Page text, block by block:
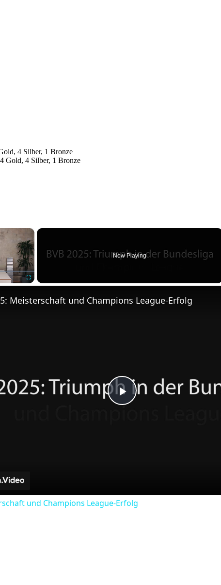
4 Silber, 1 Bronze
×
Now Playing
Play
Meisterschaft und Champions League-Erfolg
und Champions League-Erfolg